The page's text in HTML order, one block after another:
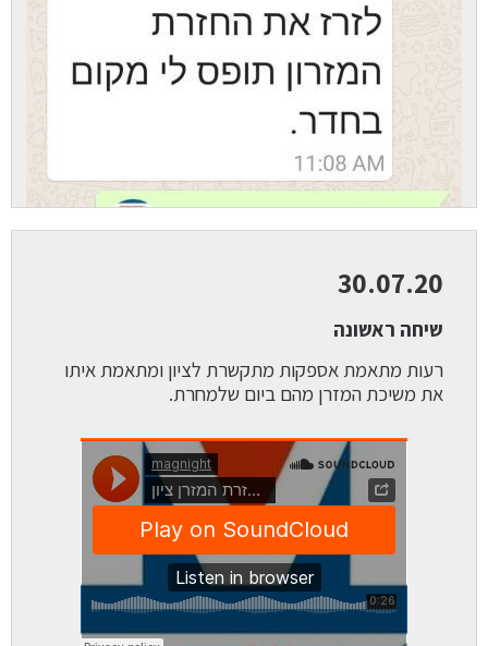
30.07.20
שיחה ראשונה
רעות מתאמת אספקות מתקשרת לציון ומתאמת איתו
את משיכת המזרן מהם ביום שלמחרת.